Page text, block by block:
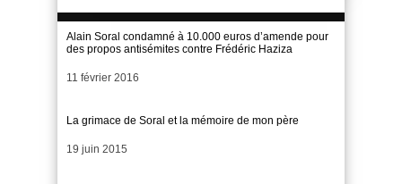
Alain Soral condamné à 10.000 euros d’amende pour
des propos antisémites contre Frédéric Haziza
Date
11 février 2016
La grimace de Soral et la mémoire de mon père
Date
19 juin 2015